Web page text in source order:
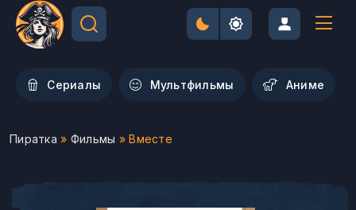
Сериалы Мультфильмы Aниме
Пиратка » Фильмы » Вместе